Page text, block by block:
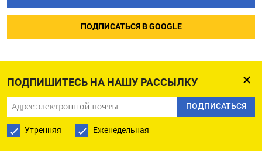
ПОДПИШИТЕСЬ НА НАШУ РАССЫЛКУ
ПОДПИСАТЬСЯ
Утренняя Еженедельная
ПОДПИСАТЬСЯ В GOOGLE
RPT-Мали планирует
совместно с РФ начать